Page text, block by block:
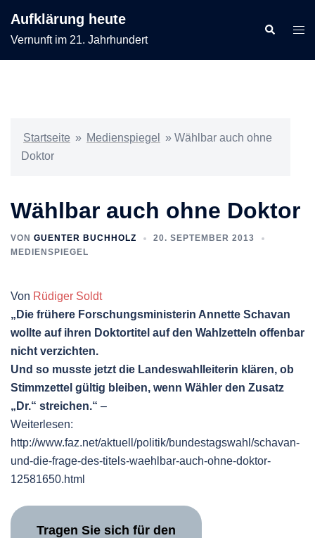
Inhalt
springen
Aufklärung heute
Vernunft im 21. Jahrhundert
Suche
Startseite » Medienspiegel » Wählbar auch ohne
Doktor
Wählbar auch ohne Doktor
VON GUENTER BUCHHOLZ
20. SEPTEMBER 2013
MEDIENSPIEGEL
Von Rüdiger Soldt
„Die frühere Forschungsministerin Annette Schavan
wollte auf ihren Doktortitel auf den Wahlzetteln offenbar
nicht verzichten.
Und so musste jetzt die Landeswahlleiterin klären, ob
Stimmzettel gültig bleiben, wenn Wähler den Zusatz
„Dr.“ streichen.“ –
Weiterlesen:
http://www.faz.net/aktuell/politik/bundestagswahl/schavan-
und-die-frage-des-titels-waehlbar-auch-ohne-doktor-
12581650.html
Tragen Sie sich für den